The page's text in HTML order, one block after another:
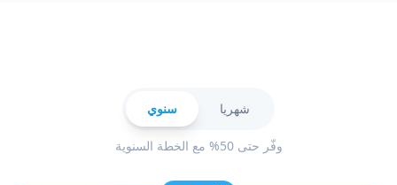
شهريا سنوي
وفّر حتى 50% مع الخطة السنوية